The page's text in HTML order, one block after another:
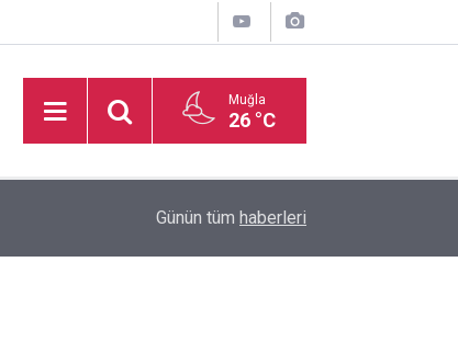
Muğla
26 °C
GÖRÜYOR
Günün tüm haberleri